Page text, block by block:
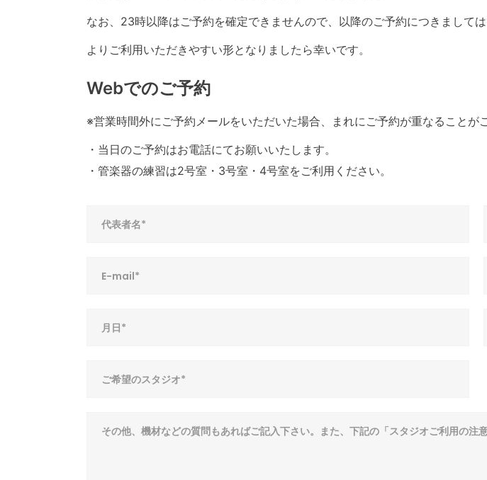
なお、23時以降はご予約を確定できませんので、以降のご予約につきまして
よりご利用いただきやすい形となりましたら幸いです。
Webでのご予約
※営業時間外にご予約メールをいただいた場合、まれにご予約が重なることが
・当日のご予約はお電話にてお願いいたします。
・管楽器の練習は2号室・3号室・4号室をご利用ください。